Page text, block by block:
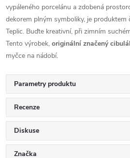
vypáleného porcelánu a zdobená
dekorem plným symboliky, je produktem
Teplic. Buďte kreativní, při zimním
Tento výrobek, originální značený
myčce na nádobí.
Parametry produktu
Recenze
Diskuse
Značka